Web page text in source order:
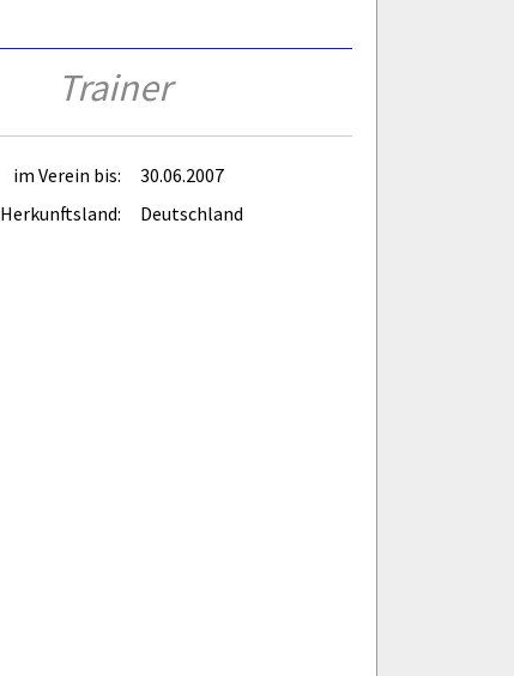
Trainer
im Verein bis:
30.06.2007
Herkunftsland:
Deutschland